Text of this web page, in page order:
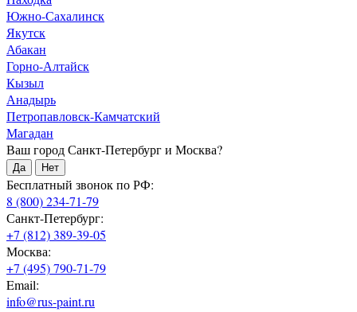
Южно-Сахалинск
Якутск
Абакан
Горно-Алтайск
Кызыл
Анадырь
Петропавловск-Камчатский
Магадан
Ваш город Санкт-Петербург и Москва?
Да Нет
Бесплатный звонок по РФ:
8 (800) 234-71-79
Санкт-Петербург:
+7 (812) 389-39-05
Москва:
+7 (495) 790-71-79
Email:
info@rus-paint.ru